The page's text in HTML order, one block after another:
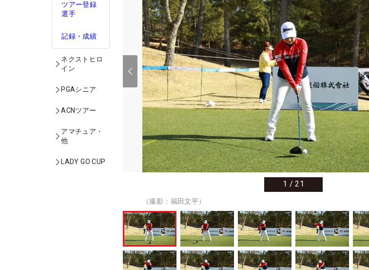
ツアー登録
選手
記録・成績
ネクストヒロ
イン
PGAシニア
ACNツアー
アマチュア・
他
LADY GO CUP
1 /21
（撮影：福田文平）